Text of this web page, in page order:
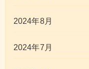
2024年8月
2024年7月